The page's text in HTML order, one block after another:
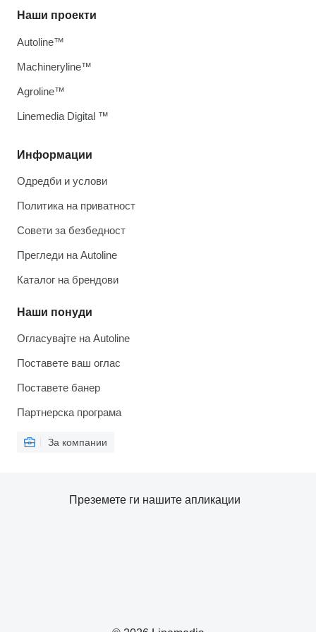
Информации
Одредби и услови
Политика на приватност
Совети за безбедност
Прегледи на Autoline
Каталог на брендови
Наши понуди
Огласувајте на Autoline
Поставете ваш оглас
Поставете банер
Партнерска програма
За компании
Наши проекти
Autoline™
Machineryline™
Agroline™
Linemedia Digital ™
Преземете ги нашите апликации